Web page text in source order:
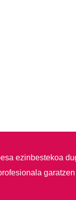
ezinbestekoa
garatzen